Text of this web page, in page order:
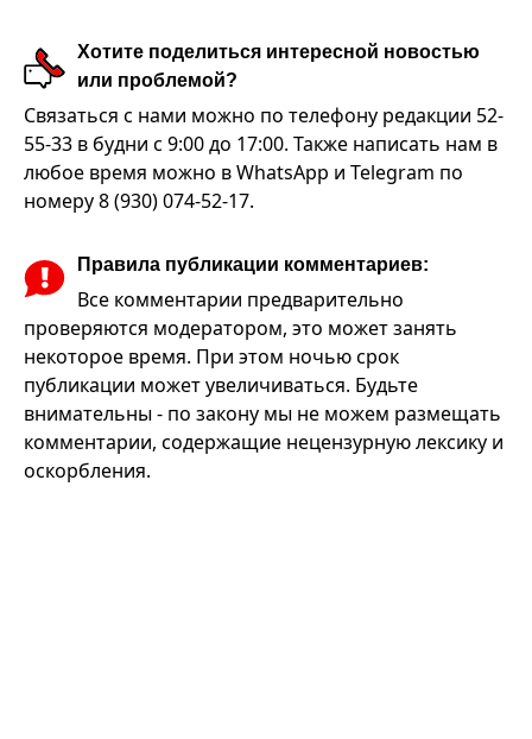
Хотите поделиться интересной новостью
или проблемой?
Связаться с нами можно по телефону редакции 52-
55-33 в будни с 9:00 до 17:00. Также написать нам в
любое время можно в WhatsApp и Telegram по
номеру 8 (930) 074-52-17.
Правила публикации комментариев:
Все комментарии предварительно
проверяются модератором, это может занять
некоторое время. При этом ночью срок
публикации может увеличиваться. Будьте
внимательны - по закону мы не можем размещать
комментарии, содержащие нецензурную лексику и
оскорбления.